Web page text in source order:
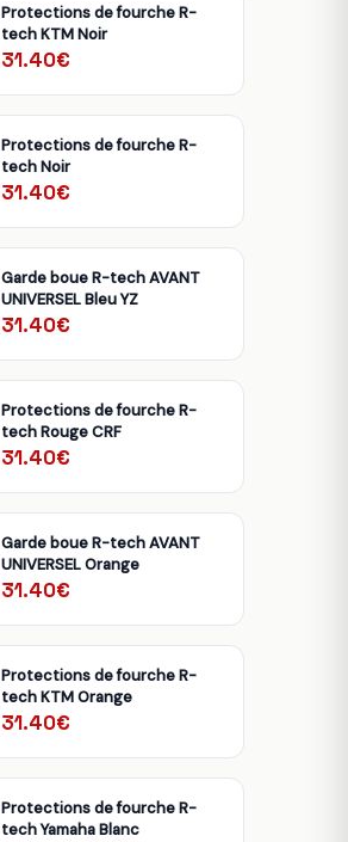
Protections de fourche R-
tech KTM Noir
31.40€
Protections de fourche R-
tech Noir
31.40€
Garde boue R-tech AVANT
UNIVERSEL Bleu YZ
31.40€
Protections de fourche R-
tech Rouge CRF
31.40€
Garde boue R-tech AVANT
UNIVERSEL Orange
31.40€
Protections de fourche R-
tech KTM Orange
31.40€
Protections de fourche R-
tech Yamaha Blanc